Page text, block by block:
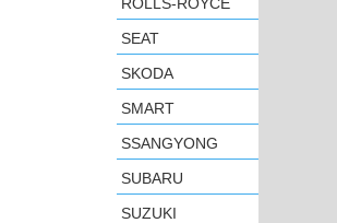
SEAT
SKODA
SMART
SSANGYONG
SUBARU
SUZUKI